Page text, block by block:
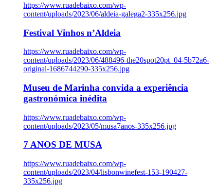
https://www.ruadebaixo.com/wp-
content/uploads/2023/06/aldeia-galega2-335x256.jpg
Festival Vinhos n’Aldeia
https://www.ruadebaixo.com/wp-
content/uploads/2023/06/488496-the20spot20pt_04-5b72a6-
original-1686744290-335x256.jpg
Museu de Marinha convida a experiência
gastronómica inédita
https://www.ruadebaixo.com/wp-
content/uploads/2023/05/musa7anos-335x256.jpg
7 ANOS DE MUSA
https://www.ruadebaixo.com/wp-
content/uploads/2023/04/lisbonwinefest-153-190427-
335x256.jpg